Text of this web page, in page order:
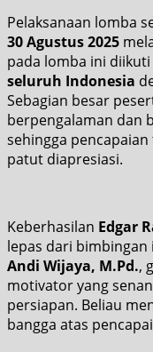
Pelaksanaan lomba
30 Agustus 2025
pada lomba ini
seluruh Indonesia
Sebagian besar
berpengalaman dan
sehingga pencapaian
patut diapresiasi.
Keberhasilan Edgar
lepas dari
Andi Wijaya, M.Pd.,
motivator yang
persiapan. Beliau
bangga atas